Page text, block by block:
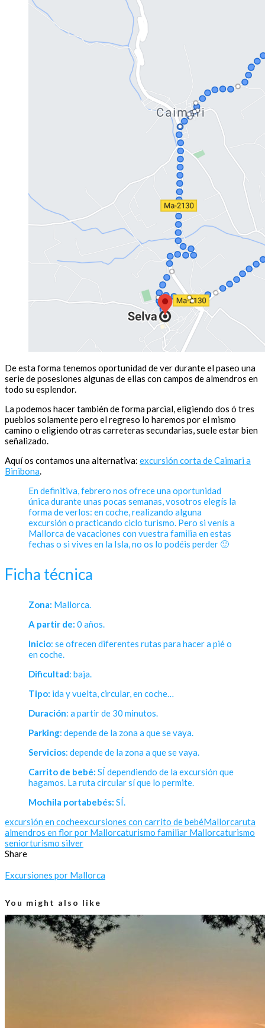
De esta forma tenemos oportunidad de ver durante el paseo una
serie de posesiones algunas de ellas con campos de almendros en
todo su esplendor.
La podemos hacer también de forma parcial, eligiendo dos ó tres
pueblos solamente pero el regreso lo haremos por el mismo
camino o eligiendo otras carreteras secundarias, suele estar bien
señalizado.
Aquí os contamos una alternativa: excursión corta de Caimari a
Binibona
En definitiva, febrero nos ofrece una oportunidad
única durante unas pocas semanas, vosotros elegís la
forma de verlos: en coche, realizando alguna
excursión o practicando ciclo turismo. Pero si venís a
Mallorca de vacaciones con vuestra familia en estas
fechas o si vives en la Isla, no os lo podéis perder 🙂
Ficha técnica
Zona: Mallorca.
A partir de: 0 años.
Inicio: se ofrecen diferentes rutas para hacer a pié o
en coche.
Dificultad: baja.
Tipo: ida y vuelta, circular, en coche…
Duración: a partir de 30 minutos.
Parking: depende de la zona a que se vaya.
Servicios: depende de la zona a que se vaya.
Carrito de bebé: SÍ dependiendo de la excursión que
hagamos. La ruta circular sí que lo permite.
Mochila portabebés: SÍ.
excursión en cocheexcursiones con carrito de bebéMallorcaruta
almendros en flor por Mallorcaturismo familiar Mallorcaturismo
seniorturismo silver
Share
Excursiones por Mallorca
You might also like